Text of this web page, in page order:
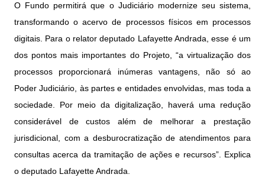
O Fundo permitirá que o Judiciário modernize seu sistema,
transformando o acervo de processos físicos em processos
digitais. Para o relator deputado Lafayette Andrada, esse é um
dos pontos mais importantes do Projeto, “a virtualização dos
processos proporcionará inúmeras vantagens, não só ao
Poder Judiciário, às partes e entidades envolvidas, mas toda a
sociedade. Por meio da digitalização, haverá uma redução
considerável de custos além de melhorar a prestação
jurisdicional, com a desburocratização de atendimentos para
consultas acerca da tramitação de ações e recursos”. Explica
o deputado Lafayette Andrada.